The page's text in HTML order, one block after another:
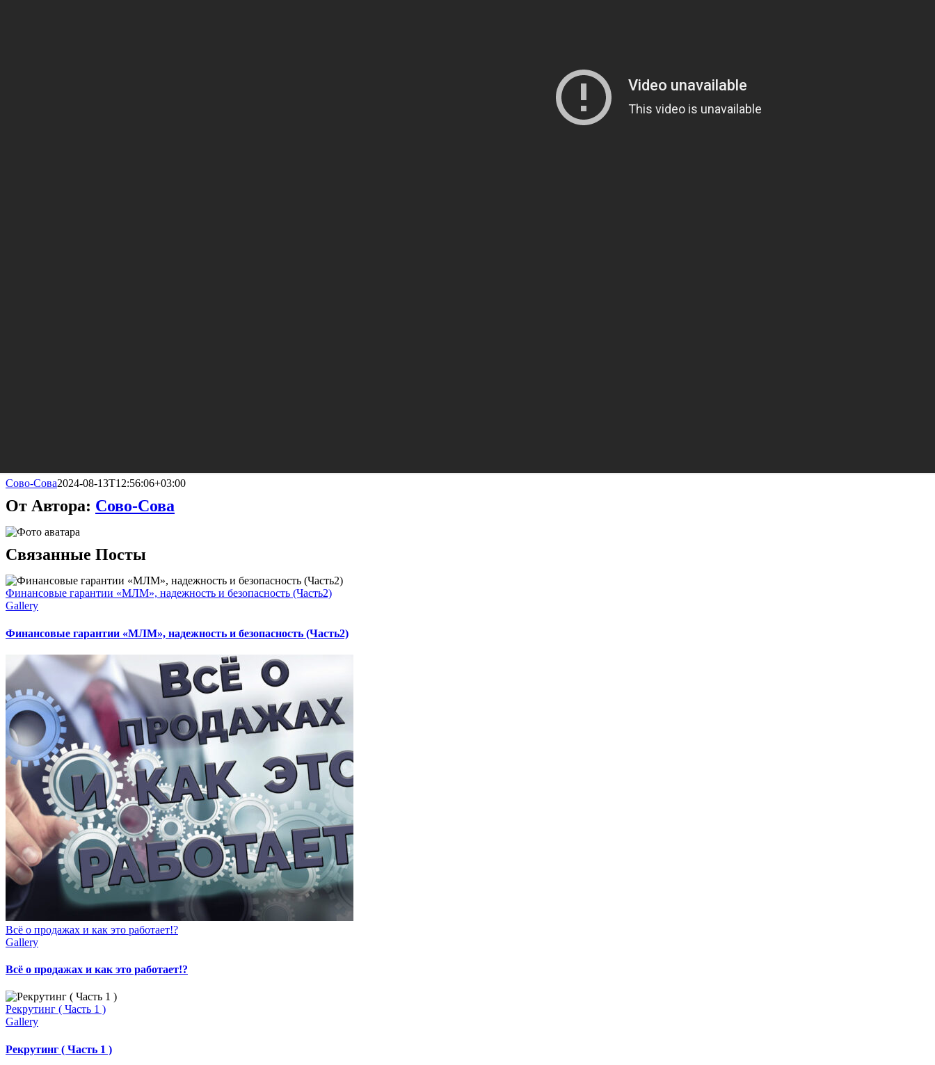
Сово-Сова2024-08-13T12:56:06+03:00
От Автора: Сово-Сова
Связанные Посты
Финансовые гарантии «МЛМ», надежность и безопасность (Часть2)
Gallery
Финансовые гарантии «МЛМ», надежность и безопасность (Часть2)
Всё о продажах и как это работает!?
Gallery
Всё о продажах и как это работает!?
Рекрутинг ( Часть 1 )
Gallery
Рекрутинг ( Часть 1 )